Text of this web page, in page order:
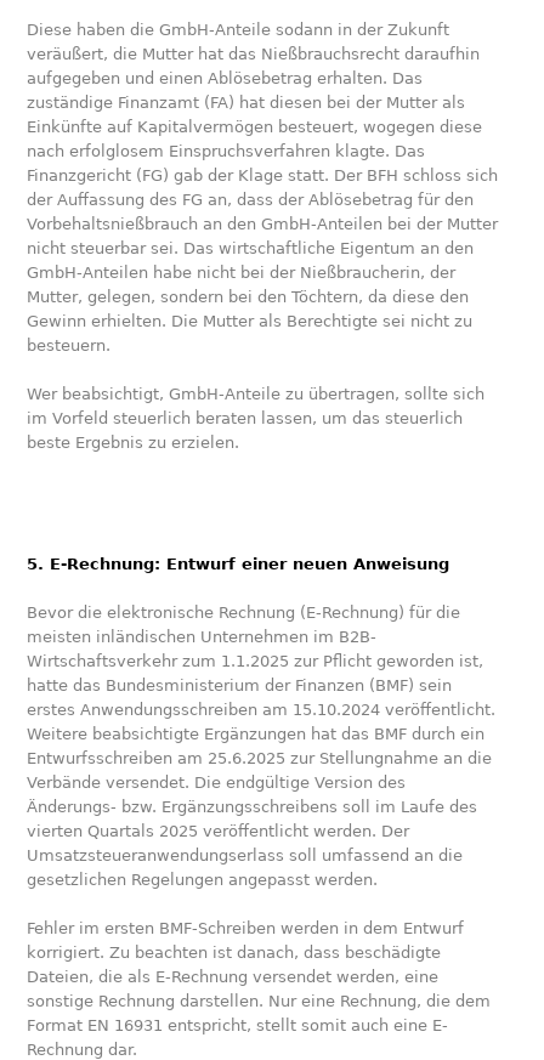
Diese haben die GmbH-Anteile sodann in der Zukunft
veräußert, die Mutter hat das Nießbrauchsrecht daraufhin
aufgegeben und einen Ablösebetrag erhalten. Das
zuständige Finanzamt (FA) hat diesen bei der Mutter als
Einkünfte auf Kapitalvermögen besteuert, wogegen diese
nach erfolglosem Einspruchsverfahren klagte. Das
Finanzgericht (FG) gab der Klage statt. Der BFH schloss sich
der Auffassung des FG an, dass der Ablösebetrag für den
Vorbehaltsnießbrauch an den GmbH-Anteilen bei der Mutter
nicht steuerbar sei. Das wirtschaftliche Eigentum an den
GmbH-Anteilen habe nicht bei der Nießbraucherin, der
Mutter, gelegen, sondern bei den Töchtern, da diese den
Gewinn erhielten. Die Mutter als Berechtigte sei nicht zu
besteuern.
Wer beabsichtigt, GmbH-Anteile zu übertragen, sollte sich
im Vorfeld steuerlich beraten lassen, um das steuerlich
beste Ergebnis zu erzielen.
5. E-Rechnung: Entwurf einer neuen Anweisung
Bevor die elektronische Rechnung (E-Rechnung) für die
meisten inländischen Unternehmen im B2B-
Wirtschaftsverkehr zum 1.1.2025 zur Pflicht geworden ist,
hatte das Bundesministerium der Finanzen (BMF) sein
erstes Anwendungsschreiben am 15.10.2024 veröffentlicht.
Weitere beabsichtigte Ergänzungen hat das BMF durch ein
Entwurfsschreiben am 25.6.2025 zur Stellungnahme an die
Verbände versendet. Die endgültige Version des
Änderungs- bzw. Ergänzungsschreibens soll im Laufe des
vierten Quartals 2025 veröffentlicht werden. Der
Umsatzsteueranwendungserlass soll umfassend an die
gesetzlichen Regelungen angepasst werden.
Fehler im ersten BMF-Schreiben werden in dem Entwurf
korrigiert. Zu beachten ist danach, dass beschädigte
Dateien, die als E-Rechnung versendet werden, eine
sonstige Rechnung darstellen. Nur eine Rechnung, die dem
Format EN 16931 entspricht, stellt somit auch eine E-
Rechnung dar.